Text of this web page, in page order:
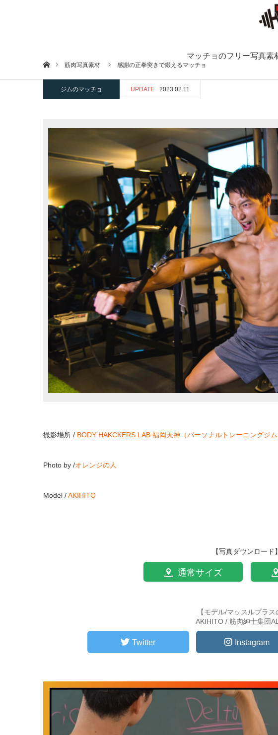
マッチョのフリー写真素
ホーム筋肉写真素材 感謝の正拳突きで鍛えるマッチョ
ジムのマッチョ UPDATE 2023.02.11
撮影場所 / BODY HAKCKERS LAB 福岡天神（パーソナルトレーニングジム
Photo by /オレンジの人
Model /AKIHITO
【写真ダウンロード】
通常サイズ
【モデル/マッスルプラス
AKIHITO / 筋肉紳士集団
Twitter Instagram